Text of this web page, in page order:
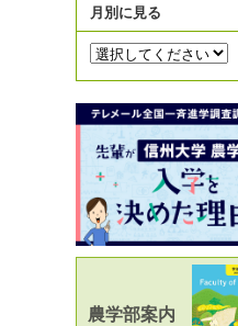
月別に見る
農学部案内